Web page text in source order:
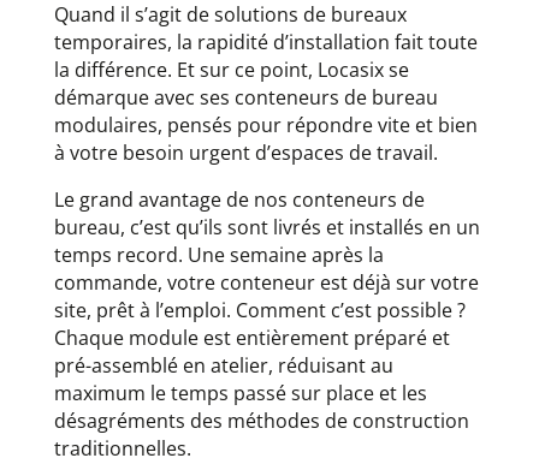
Quand il s’agit de solutions de bureaux
temporaires, la rapidité d’installation fait toute
la différence. Et sur ce point, Locasix se
démarque avec ses conteneurs de bureau
modulaires, pensés pour répondre vite et bien
à votre besoin urgent d’espaces de travail.
Le grand avantage de nos conteneurs de
bureau, c’est qu’ils sont livrés et installés en un
temps record. Une semaine après la
commande, votre conteneur est déjà sur votre
site, prêt à l’emploi. Comment c’est possible ?
Chaque module est entièrement préparé et
pré-assemblé en atelier, réduisant au
maximum le temps passé sur place et les
désagréments des méthodes de construction
traditionnelles.